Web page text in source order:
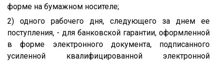
форме на бумажном носителе;
2) одного рабочего дня, следующего за днем ее
поступления, - для банковской гарантии, оформленной
в форме электронного документа, подписанного
усиленной квалифицированной электронной